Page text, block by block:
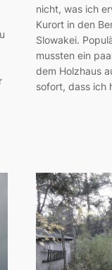
nicht, was ich
Kurort in den
Slowakei.
mussten ein
dem Holzhaus
sofort, dass ich